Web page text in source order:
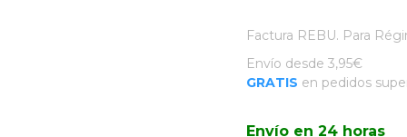
Factura REBU. Para
Envío desde 3,95€
GRATIS en pedidos
Envío en 24 horas